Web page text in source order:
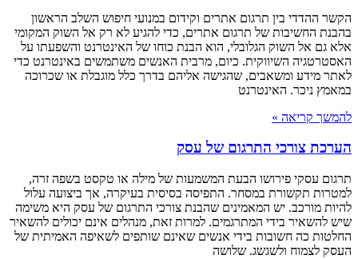
הקשר ההדדי בין תרגום אתרים וקידום במנועי חיפוש השלב הראשון
בהבנת החשיבות של תרגום אתרים, כדי להגיע לא רק אל השוק המקומי
אלא גם אל השוק הגלובלי, הוא הבנת כוחו של האינטרנט והשפעתו על
האסטרטגיה השיווקית. כיום, מרבית האנשים משתמשים באינטרנט כדי
לאתר מידע ומשאבים, שהגישה אליהם בדרך כלל מוגבלת או שכרוכה
במאמץ ניכר. האינטרנט
להמשך קריאה »
הערכת צורכי התרגום של עסק
תרגום עסקי פירושו הבעת המשמעות של מילה או טקסט בשפה זרה,
למטרות תקשורת במסחר. התפיסה בסיסית בעיקרה, אך ביצועה עלול
להיות מורכב. יש המאמינים שהבנת צורכי התרגום של עסק היא משימה
שיש להשאיר בידי המתרגמים. למרות זאת, מנהלים אינם יכולים להשאיר
החלטות כה חשובות בידי אנשים שאינם שותפים לשאיפה האמיתית של
העסק לצמוח ולשגשג. שלושה